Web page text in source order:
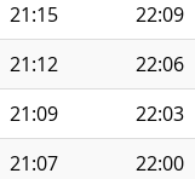
21:15 22:09
21:12 22:06
21:09 22:03
21:07 22:00